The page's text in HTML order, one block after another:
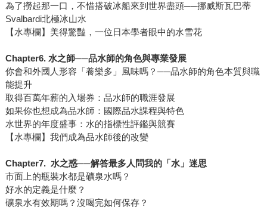
為了撈起那一口，不惜搭破冰船來到世界盡頭──挪威斯瓦巴蒂
Svalbardi北極冰山水
【水專欄】美得驚豔，一位日本學者眼中的水雪花
Chapter6. 水之師──品水師的角色與專業發展
你會和外國人形容「養樂多」風味嗎？──品水師的角色本質與職
能提升
取得百萬年薪的入場券：品水師的職涯發展
如果你也想成為品水師：國際品水課程與特色
水世界的年度盛事：水的指標性評鑑與競賽
【水專欄】我們成為品水師後的改變
Chapter7. 水之惑──解答最多人問我的「水」迷思
市面上的瓶裝水都是礦泉水嗎？
好水的定義是什麼？
礦泉水有效期嗎？沒喝完如何保存？